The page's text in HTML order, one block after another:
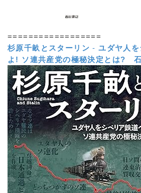
==================
杉原千畝とスターリン -ユダヤ人
よ! ソ連共産党の極秘決定とは?